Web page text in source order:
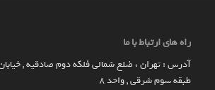
راه های ارتباط با ما
طبقه سوم شرقی , واحد ۸